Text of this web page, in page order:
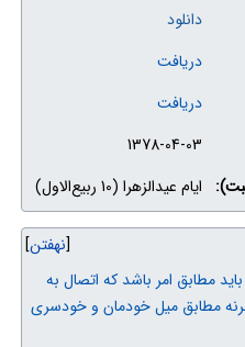
دانلود
دریافت
دریافت
1378-04-03
ایام عیدالزهرا (10 ربیع‌الاول)
نهفتن
مطابق امر باشد که اتصال به
مطابق میل خودمان و خودسری